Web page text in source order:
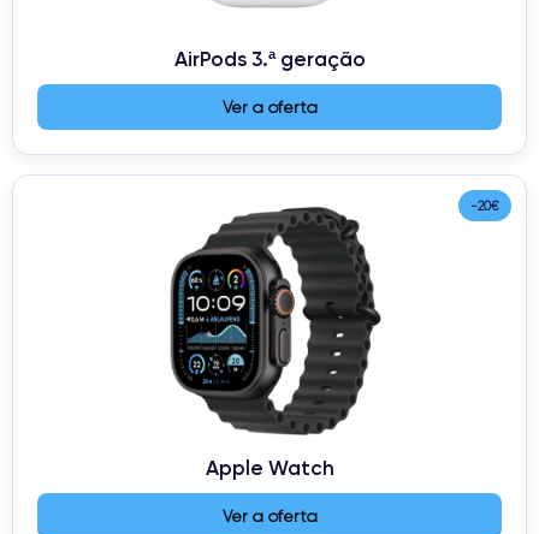
AirPods 3.ª geração
Ver a oferta
-20€
Apple Watch
Ver a oferta